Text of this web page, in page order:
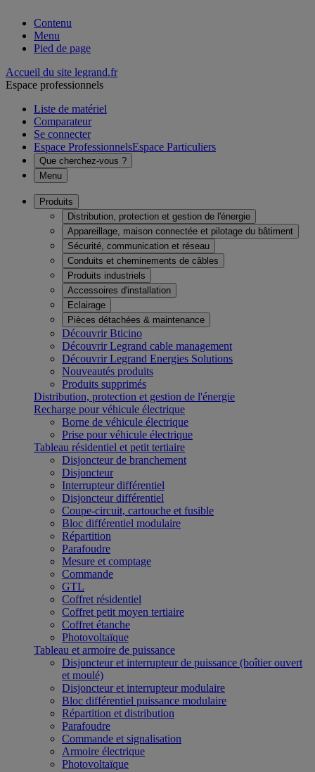
Contenu
Menu
Pied de page
Accueil du site legrand.fr
Espace professionnels
Liste de matériel
Comparateur
Se connecter
Espace ProfessionnelsEspace Particuliers
Que cherchez-vous ?
Menu
Produits
Distribution, protection et gestion de l'énergie
Appareillage, maison connectée et pilotage du bâtiment
Sécurité, communication et réseau
Conduits et cheminements de câbles
Produits industriels
Accessoires d'installation
Eclairage
Pièces détachées & maintenance
Découvrir Bticino
Découvrir Legrand cable management
Découvrir Legrand Energies Solutions
Nouveautés produits
Produits supprimés
Distribution, protection et gestion de l'énergie
Recharge pour véhicule électrique
Borne de véhicule électrique
Prise pour véhicule électrique
Tableau résidentiel et petit tertiaire
Disjoncteur de branchement
Disjoncteur
Interrupteur différentiel
Disjoncteur différentiel
Coupe-circuit, cartouche et fusible
Bloc différentiel modulaire
Répartition
Parafoudre
Mesure et comptage
Commande
GTL
Coffret résidentiel
Coffret petit moyen tertiaire
Coffret étanche
Photovoltaïque
Tableau et armoire de puissance
Disjoncteur et interrupteur de puissance (boîtier ouvert
et moulé)
Disjoncteur et interrupteur modulaire
Bloc différentiel puissance modulaire
Répartition et distribution
Parafoudre
Commande et signalisation
Armoire électrique
Photovoltaïque